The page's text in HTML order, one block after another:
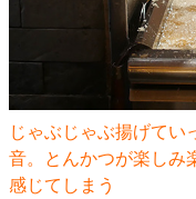
じゃぶじゃぶ揚げてい
音。とんかつが楽し
感じてしまう